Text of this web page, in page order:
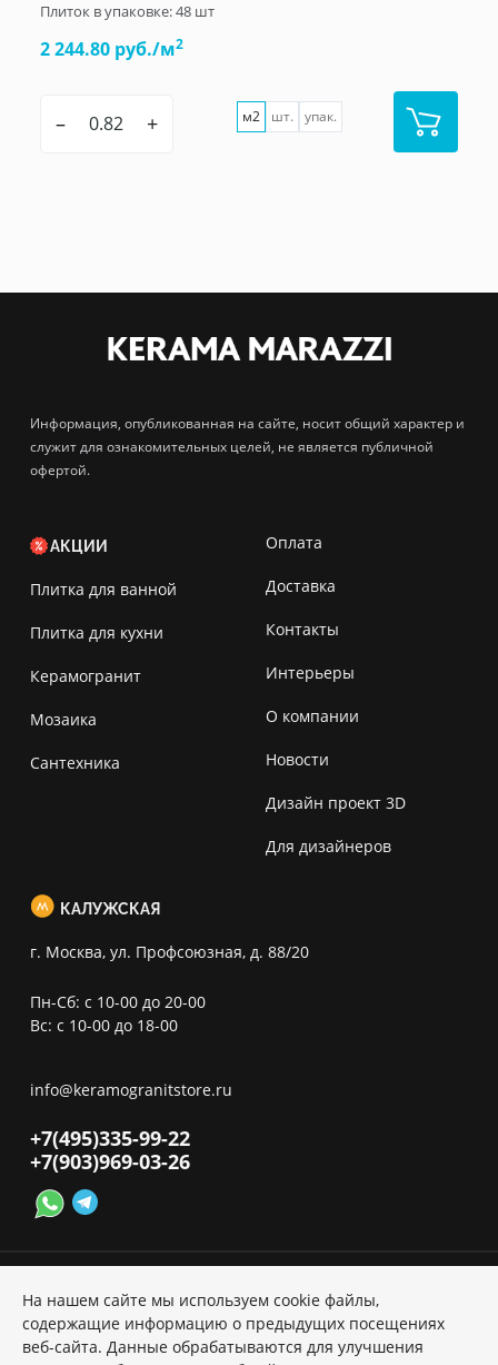
Плиток в упаковке:48 шт
2 244.80 руб./м2
– + м2 шт. упак.
Информация, опубликованная на сайте, носит общий характер и
служит для ознакомительных целей, не является публичной
офертой.
АКЦИИ
Плитка для ванной
Плитка для кухни
Керамогранит
Мозаика
Сантехника
Оплата
Доставка
Контакты
Интерьеры
О компании
Новости
Дизайн проект 3D
Для дизайнеров
КАЛУЖСКАЯ
г. Москва, ул. Профсоюзная, д. 88/20
Пн-Сб: с 10-00 до 20-00
Вс: с 10-00 до 18-00
info@keramogranitstore.ru
+7(495)335-99-22
+7(903)969-03-26
Политика ПД
На нашем сайте мы используем cookie файлы,
содержащие информацию о предыдущих посещениях
веб-сайта. Данные обрабатываются для улучшения